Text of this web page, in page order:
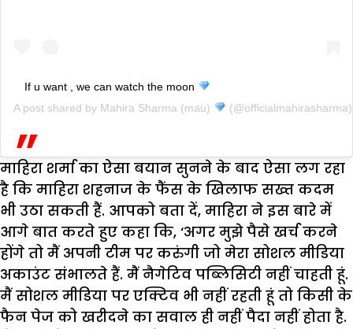
If u want , we can watch the moon
A post shared by Mahira Sharma (mau)
माहिरा शर्मा का ऐसा बयान सुनने के बाद ऐसा लग रहा
है कि माहिरा शहनाज के फैंस के खिलाफ सख्त कदम
भी उठा सकती हैं. आपको बता दें, माहिरा ने इस बारे में
आगे बात करते हुए कहा कि, ‘अगर मुझे पैसे खर्च करने
होंगे तो मैं अपनी टीम पर करुंगी जो मेरा सोशल मीडिया
अकाउंट संभालते हैं. मैं नैगेटिव पब्लिसिटी नहीं चाहती हूं.
मैं सोशल मीडिया पर एक्टिव भी नहीं रहती हूं तो किसी के
फैन पेज को खरीदने का सवाल ही नहीं पैदा नहीं होता है.